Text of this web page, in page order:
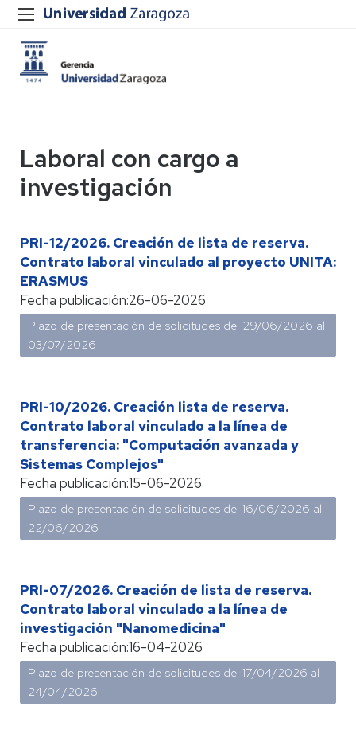
Laboral con cargo a
investigación
PRI-12/2026. Creación de lista de reserva.
Contrato laboral vinculado al proyecto UNITA:
ERASMUS
Fecha publicación:26-06-2026
Plazo de presentación de solicitudes del 29/06/2026 al
03/07/2026
PRI-10/2026. Creación lista de reserva.
Contrato laboral vinculado a la línea de
transferencia: "Computación avanzada y
Sistemas Complejos"
Fecha publicación:15-06-2026
Plazo de presentación de solicitudes del 16/06/2026 al
22/06/2026
PRI-07/2026. Creación de lista de reserva.
Contrato laboral vinculado a la línea de
investigación "Nanomedicina"
Fecha publicación:16-04-2026
Plazo de presentación de solicitudes del 17/04/2026 al
24/04/2026